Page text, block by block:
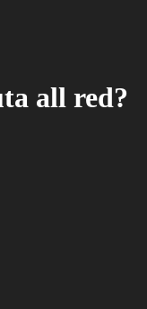
all red?